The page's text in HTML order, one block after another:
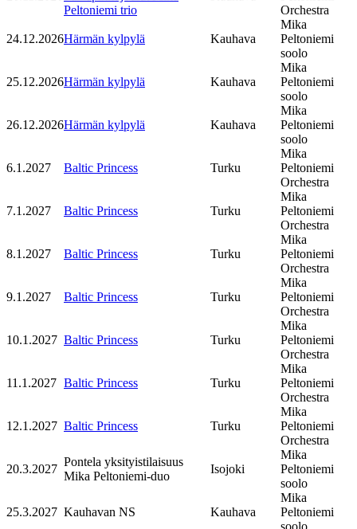
Peltoniemi trio
Orchestra
24.12.2026Härmän kylpylä Kauhava
Mika
Peltoniemi
soolo
25.12.2026Härmän kylpylä Kauhava
Mika
Peltoniemi
soolo
26.12.2026Härmän kylpylä Kauhava
Mika
Peltoniemi
soolo
6.1.2027 Baltic Princess Turku
Mika
Peltoniemi
Orchestra
7.1.2027 Baltic Princess Turku
Mika
Peltoniemi
Orchestra
8.1.2027 Baltic Princess Turku
Mika
Peltoniemi
Orchestra
9.1.2027 Baltic Princess Turku
Mika
Peltoniemi
Orchestra
10.1.2027 Baltic Princess Turku
Mika
Peltoniemi
Orchestra
11.1.2027 Baltic Princess Turku
Mika
Peltoniemi
Orchestra
12.1.2027 Baltic Princess Turku
Mika
Peltoniemi
Orchestra
20.3.2027
Pontela yksityistilaisuus
Mika Peltoniemi-duo
Isojoki
Mika
Peltoniemi
soolo
25.3.2027 Kauhavan NS Kauhava
Mika
Peltoniemi
soolo